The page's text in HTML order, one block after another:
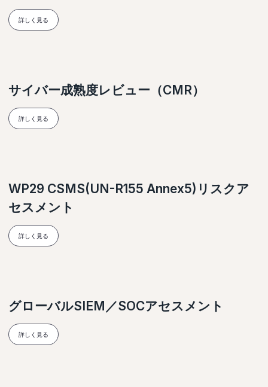
詳しく見る
サイバー成熟度レビュー（CMR）
詳しく見る
WP29 CSMS(UN-R155 Annex5)リスクア
セスメント
詳しく見る
グローバルSIEM／SOCアセスメント
詳しく見る